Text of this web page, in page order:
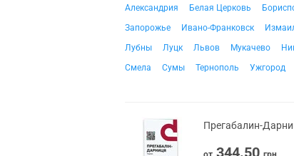
Александрия Белая Церковь
Запорожье
Ивано-Франковск
Лубны
Луцк Львов Мукачево
Смела
Сумы Тернополь Ужгород
Прегабалин-
344.50